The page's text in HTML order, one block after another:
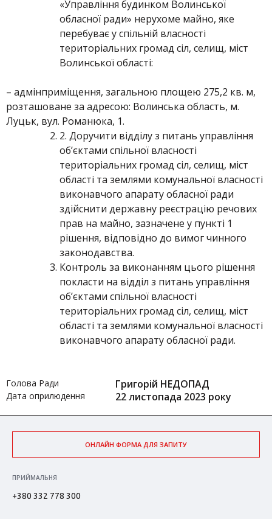
«Управління будинком Волинської
обласної ради» нерухоме майно, яке
перебуває у спільній власності
територіальних громад сіл, селищ, міст
Волинської області:
– адмінприміщення, загальною площею 275,2 кв. м,
розташоване за адресою: Волинська область, м.
Луцьк, вул. Романюка, 1.
2. Доручити відділу з питань управління
об’єктами спільної власності
територіальних громад сіл, селищ, міст
області та землями комунальної власності
виконавчого апарату обласної ради
здійснити державну реєстрацію речових
прав на майно, зазначене у пункті 1
рішення, відповідно до вимог чинного
законодавства.
Контроль за виконанням цього рішення
покласти на відділ з питань управління
об’єктами спільної власності
територіальних громад сіл, селищ, міст
області та землями комунальної власності
виконавчого апарату обласної ради.
Голова Ради Григорій НЕДОПАД
Дата оприлюдення 22 листопада 2023 року
ОНЛАЙН ФОРМА ДЛЯ ЗАПИТУ
ПРИЙМАЛЬНЯ
+380 332 778 300